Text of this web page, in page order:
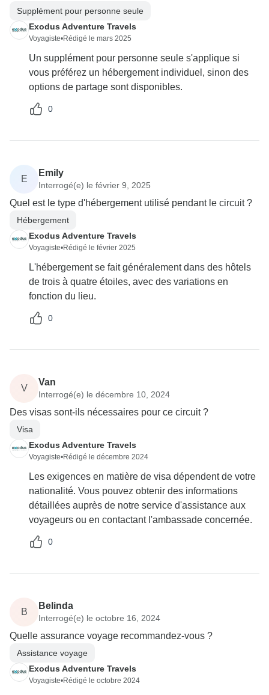
Supplément pour personne seule
Exodus Adventure Travels
Voyagiste•Rédigé le mars 2025
Un supplément pour personne seule s'applique si
vous préférez un hébergement individuel, sinon des
options de partage sont disponibles.
0
E
Emily
Interrogé(e) le février 9, 2025
Quel est le type d'hébergement utilisé pendant le circuit ?
Hébergement
Exodus Adventure Travels
Voyagiste•Rédigé le février 2025
L'hébergement se fait généralement dans des hôtels
de trois à quatre étoiles, avec des variations en
fonction du lieu.
0
V
Van
Interrogé(e) le décembre 10, 2024
Des visas sont-ils nécessaires pour ce circuit ?
Visa
Exodus Adventure Travels
Voyagiste•Rédigé le décembre 2024
Les exigences en matière de visa dépendent de votre
nationalité. Vous pouvez obtenir des informations
détaillées auprès de notre service d'assistance aux
voyageurs ou en contactant l'ambassade concernée.
0
B
Belinda
Interrogé(e) le octobre 16, 2024
Quelle assurance voyage recommandez-vous ?
Assistance voyage
Exodus Adventure Travels
Voyagiste•Rédigé le octobre 2024